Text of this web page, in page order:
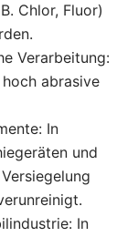
Chlor, Fluor)
Verarbeitung:​​
abrasive
In
und
In